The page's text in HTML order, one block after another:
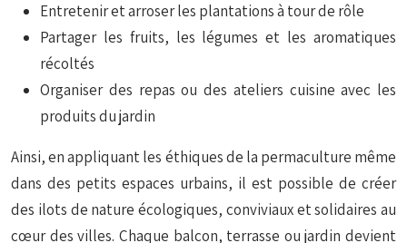
Entretenir et arroser les plantations à tour de rôle
Partager les fruits, les légumes et les aromatiques
récoltés
Organiser des repas ou des ateliers cuisine avec les
produits du jardin
Ainsi, en appliquant les éthiques de la permaculture même
dans des petits espaces urbains, il est possible de créer
des ilots de nature écologiques, conviviaux et solidaires au
cœur des villes. Chaque balcon, terrasse ou jardin devient